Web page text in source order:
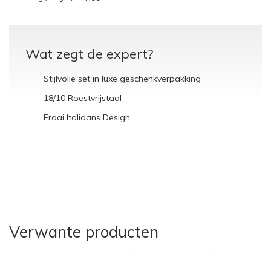
Wat zegt de expert?
Stijlvolle set in luxe geschenkverpakking
18/10 Roestvrijstaal
Fraai Italiaans Design
Verwante producten